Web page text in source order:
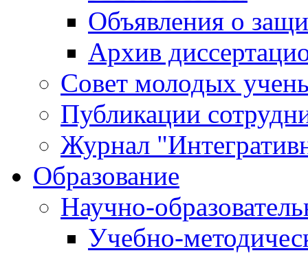
Объявления о
Архив
Совет молодых
Публикации
Журнал
Образование
Научно-
Учебно-